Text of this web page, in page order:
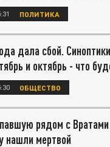
ПОЛИТИКА
дала сбой.
и октябрь - что
ОБЩЕСТВО
рядом с
нашли мертвой